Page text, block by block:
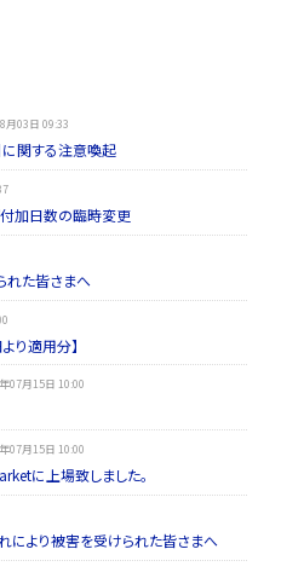
月03日 09:33
に関する注意喚起
付加日数の臨時変更
れた皆さまへ
り適用分】
07月15日 10:00
07月15日 10:00
に上場致しました。
により被害を受けられた皆さまへ